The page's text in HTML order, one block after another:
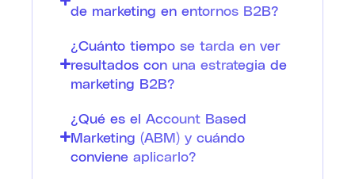
de marketing en entornos B2B?
¿Cuánto tiempo se tarda en ver
resultados con una estrategia de
marketing B2B?
¿Qué es el Account Based
Marketing (ABM) y cuándo
conviene aplicarlo?